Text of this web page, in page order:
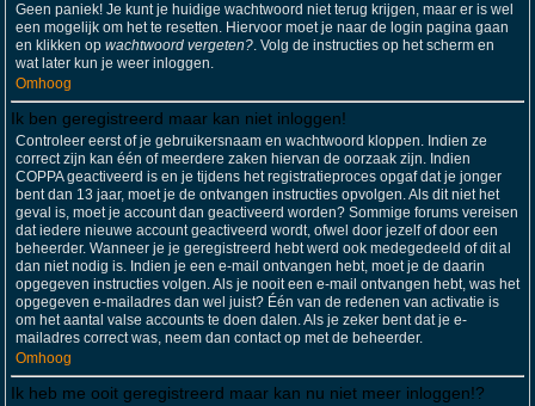
Geen paniek! Je kunt je huidige wachtwoord niet terug krijgen, maar er is wel
een mogelijk om het te resetten. Hiervoor moet je naar de login pagina gaan
en klikken op wachtwoord vergeten?. Volg de instructies op het scherm en
wat later kun je weer inloggen.
Omhoog
Ik ben geregistreerd maar kan niet inloggen!
Controleer eerst of je gebruikersnaam en wachtwoord kloppen. Indien ze
correct zijn kan één of meerdere zaken hiervan de oorzaak zijn. Indien
COPPA geactiveerd is en je tijdens het registratieproces opgaf dat je jonger
bent dan 13 jaar, moet je de ontvangen instructies opvolgen. Als dit niet het
geval is, moet je account dan geactiveerd worden? Sommige forums vereisen
dat iedere nieuwe account geactiveerd wordt, ofwel door jezelf of door een
beheerder. Wanneer je je geregistreerd hebt werd ook medegedeeld of dit al
dan niet nodig is. Indien je een e-mail ontvangen hebt, moet je de daarin
opgegeven instructies volgen. Als je nooit een e-mail ontvangen hebt, was het
opgegeven e-mailadres dan wel juist? Één van de redenen van activatie is
om het aantal valse accounts te doen dalen. Als je zeker bent dat je e-
mailadres correct was, neem dan contact op met de beheerder.
Omhoog
Ik heb me ooit geregistreerd maar kan nu niet meer inloggen!?